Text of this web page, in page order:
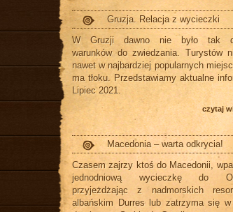
Gruzja. Relacja z wycieczki
W Gruzji dawno nie było tak
warunków do zwiedzania. Turystów
nawet w najbardziej popularnych
ma tłoku. Przedstawiamy aktualne
Lipiec 2021.
czytaj
Macedonia – warta odkrycia!
Czasem zajrzy ktoś do Macedonii,
jednodniową wycieczkę do
przyjeżdżając z nadmorskich
albańskim Durres lub zatrzyma się